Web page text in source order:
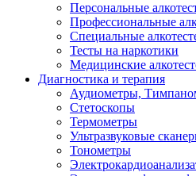
Персональные
Профессиональные
Специальные
Тесты на наркотики
Медицинские
Диагностика и терапия
Аудиометры,
Стетоскопы
Термометры
Ультразвуковые
Тонометры